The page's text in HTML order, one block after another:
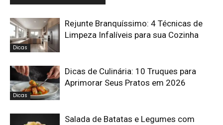
Dicas
Rejunte Branquíssimo: 4 Técnicas de
Limpeza Infalíveis para sua Cozinha
Dicas
Dicas de Culinária: 10 Truques para
Aprimorar Seus Pratos em 2026
Salada de Batatas e Legumes com